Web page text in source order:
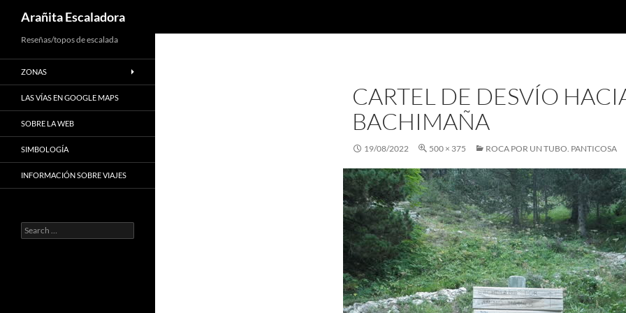
to
content
Arañita Escaladora
CARTEL DE DESVÍO
BACHIMAÑA
19/08/2022 500 × 375 ROCA POR UN TUBO. PANTICOSA
Reseñas/topos de escalada
ZONAS
LAS VÍAS EN GOOGLE MAPS
SOBRE LA WEB
SIMBOLOGÍA
INFORMACIÓN SOBRE VIAJES
Search
for: